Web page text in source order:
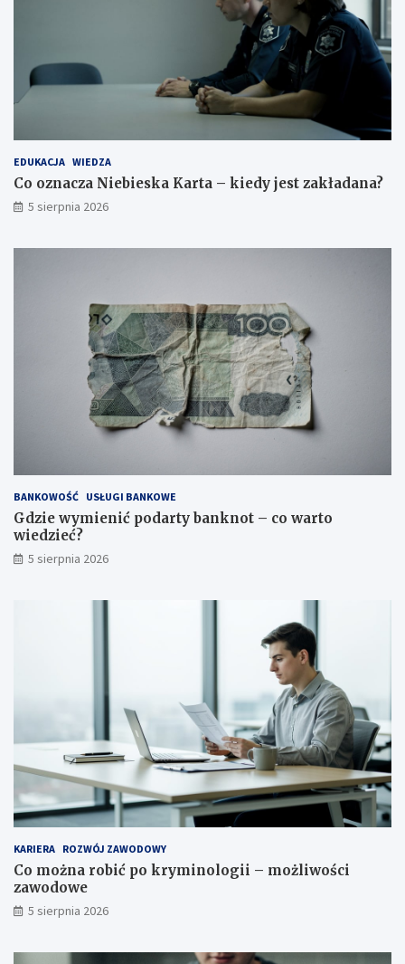
EDUKACJA WIEDZA
Co oznacza Niebieska Karta – kiedy jest zakładana?
5 sierpnia 2026
BANKOWOŚĆ USŁUGI BANKOWE
Gdzie wymienić podarty banknot – co warto
wiedzieć?
5 sierpnia 2026
KARIERA ROZWÓJ ZAWODOWY
Co można robić po kryminologii – możliwości
zawodowe
5 sierpnia 2026